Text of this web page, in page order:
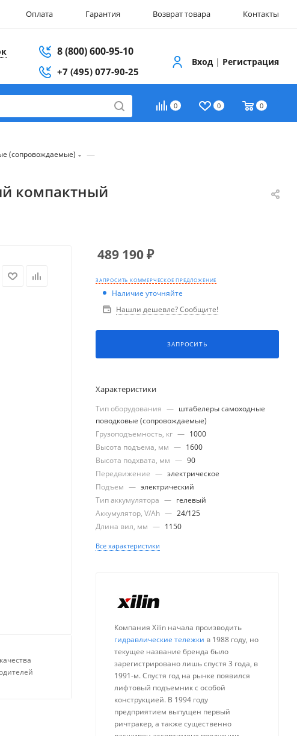
Оплата Гарантия Возврат товара Контакты
8 (800) 600-95-10
+7 (495) 077-90-25
Вход | Регистрация
0 0 0
(сопровождаемые) —
компактный
489 190₽
ЗАПРОСИТЬ КОММЕРЧЕСКОЕ ПРЕДЛОЖЕНИЕ
Наличие уточняйте
Нашли дешевле? Сообщите!
ЗАПРОСИТЬ
Характеристики
Тип оборудования — штабелеры самоходные
поводковые (сопровождаемые)
Грузоподъемность, кг — 1000
Высота подъема, мм — 1600
Высота подхвата, мм — 90
Передвижение — электрическое
Подъем — электрический
Тип аккумулятора — гелевый
Аккумулятор, V/Ah — 24/125
Длина вил, мм — 1150
Все характеристики
Компания Xilin начала производить
гидравлические тележки в 1988 году, но
текущее название бренда было
зарегистрировано лишь спустя 3 года, в
1991-м. Спустя год на рынке появился
лифтовый подъемник с особой
конструкцией. В 1994 году
предприятием выпущен первый
ричтракер, а также существенно